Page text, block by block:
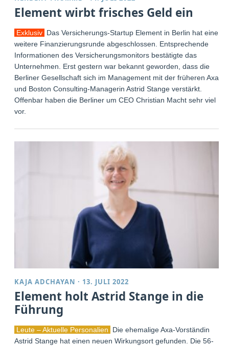
Element wirbt frisches Geld ein
Exklusiv Das Versicherungs-Startup Element in Berlin hat eine
weitere Finanzierungsrunde abgeschlossen. Entsprechende
Informationen des Versicherungsmonitors bestätigte das
Unternehmen. Erst gestern war bekannt geworden, dass die
Berliner Gesellschaft sich im Management mit der früheren Axa-
und Boston Consulting-Managerin Astrid Stange verstärkt.
Offenbar haben die Berliner um CEO Christian Macht sehr viel
vor.
KAJA ADCHAYAN · 13. JULI 2022
Element holt Astrid Stange in die
Führung
Leute – Aktuelle Personalien
Die ehemalige Axa-Vorständin
Astrid Stange hat einen neuen Wirkungsort gefunden. Die 56-